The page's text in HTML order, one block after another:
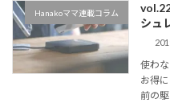
Hanakoママ連載コラム
シュ
使わ
お得
前の